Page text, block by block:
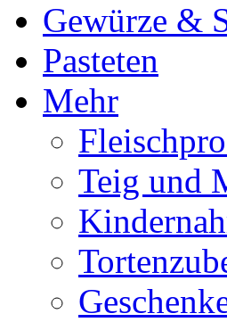
Gewürze &
Pasteten
Mehr
Teig und